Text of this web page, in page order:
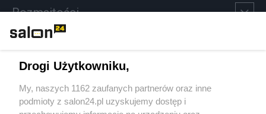
Rozmaitości
Sport
Społeczeństwo
Drogi Użytkowniku,
My, naszych 1162 zaufanych partnerów oraz inne
podmioty z salon24.pl uzyskujemy dostęp i